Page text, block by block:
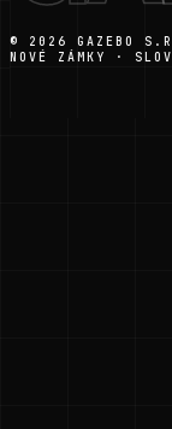
© 2026 GAZEBO
NOVÉ ZÁMKY ·